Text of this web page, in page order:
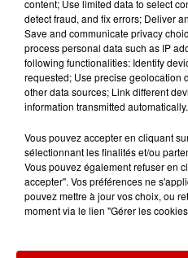
12h41
La
L’église
d’Indre-
content; Use limited data to select
detect fraud, and fix errors; Deliver
Save and communicate privacy
process personal data such as IP
following functionalities: Identify
requested; Use precise geolocation
other data sources; Link different
information transmitted automatically.
Vous pouvez accepter en cliquant
sélectionnant les finalités et/ou
Vous pouvez également refuser en
accepter". Vos préférences ne
pouvez mettre à jour vos choix, ou
moment via le lien "Gérer les